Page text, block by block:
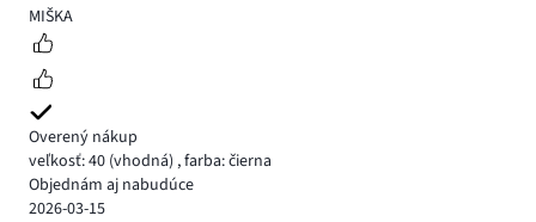
5
MIŠKA
Overený nákup
veľkosť: 40 (vhodná) ,farba: čierna
Objednám aj nabudúce
2026-03-15